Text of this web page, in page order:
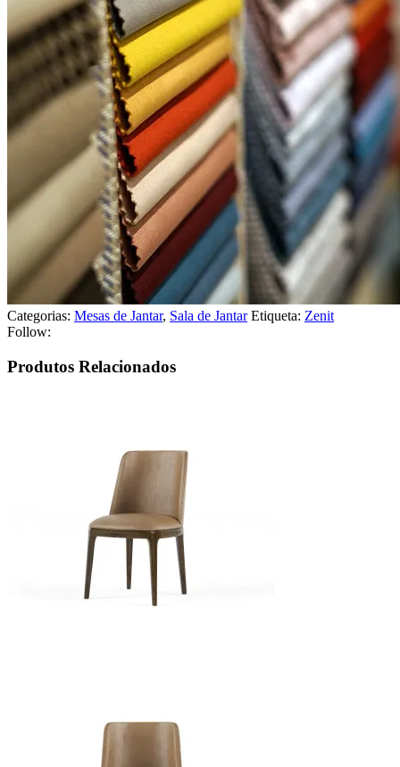
Categorias: Mesas de Jantar, Sala de Jantar Etiqueta: Zenit
Follow:
Produtos Relacionados